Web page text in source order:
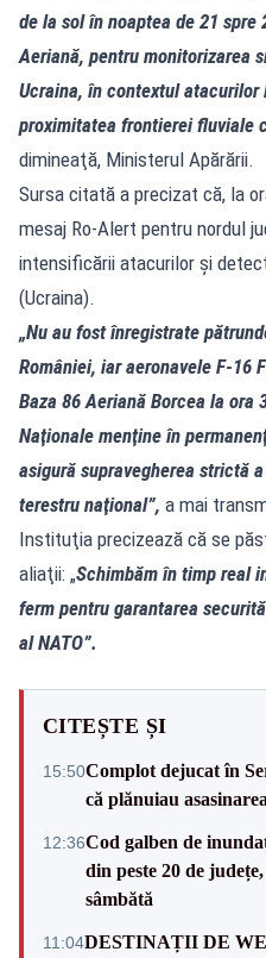
de la sol în noaptea de 21 spre
Aeriană, pentru monitorizarea
Ucraina, în contextul atacurilor
proximitatea frontierei fluviale
dimineaţă, Ministerul Apărării.
Sursa citată a precizat că, la
mesaj Ro-Alert pentru nordul
intensificării atacurilor şi
(Ucraina).
„Nu au fost înregistrate
României, iar aeronavele F-16
Baza 86 Aeriană Borcea la
Naţionale menţine în
asigură supravegherea strictă
terestru naţional”, a mai
Instituţia precizează că se
aliaţii: „Schimbăm în timp real
ferm pentru garantarea
al NATO”.
CITEȘTE ȘI
15:50Complot dejucat în
că plănuiau
12:36Cod galben de
din peste 20 de
sâmbătă
11:04DESTINAȚII DE